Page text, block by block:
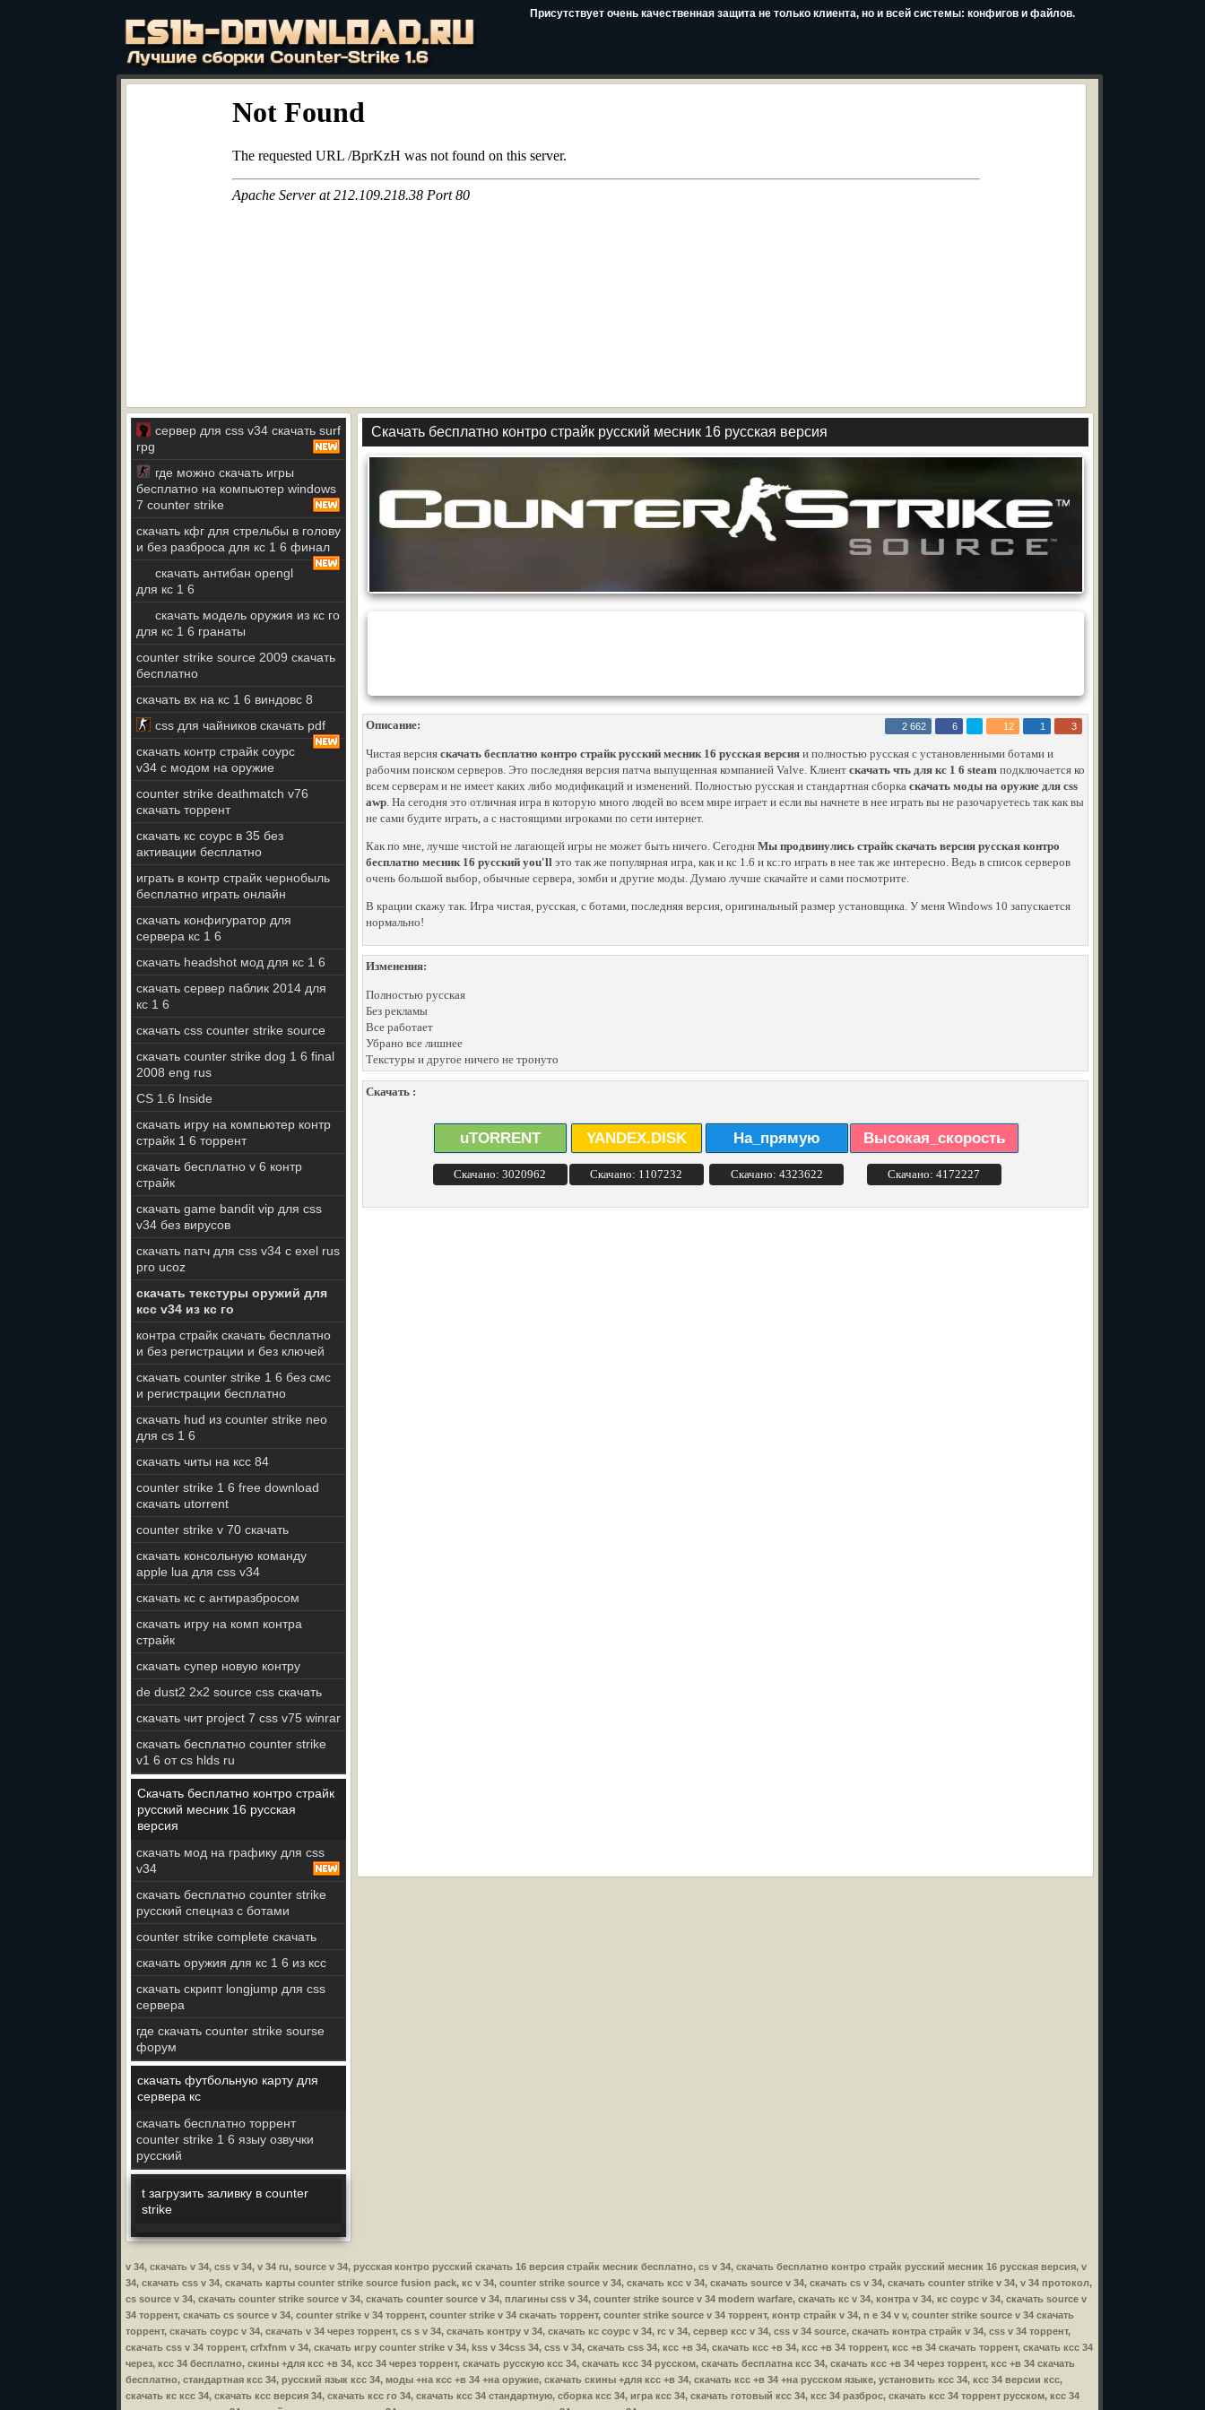
Присутствует очень качественная защита не только клиента, но и всей системы: конфигов и файлов.
сервер для css v34 скачать surf
rpg
где можно скачать игры
бесплатно на компьютер windows
7 counter strike
скачать кфг для стрельбы в голову
и без разброса для кс 1 6 финал
скачать антибан opengl
для кс 1 6
скачать модель оружия из кс го
для кс 1 6 гранаты
counter strike source 2009 скачать
бесплатно
скачать вх на кс 1 6 виндовс 8
css для чайников скачать pdf
скачать контр страйк соурс
v34 с модом на оружие
counter strike deathmatch v76
скачать торрент
скачать кс соурс в 35 без
активации бесплатно
играть в контр страйк чернобыль
бесплатно играть онлайн
скачать конфигуратор для
сервера кс 1 6
скачать headshot мод для кс 1 6
скачать сервер паблик 2014 для
кс 1 6
скачать css counter strike source
скачать counter strike dog 1 6 final
2008 eng rus
CS 1.6 Inside
скачать игру на компьютер контр
страйк 1 6 торрент
скачать бесплатно v 6 контр
страйк
скачать game bandit vip для css
v34 без вирусов
скачать патч для css v34 с exel rus
pro ucoz
скачать текстуры оружий для
ксс v34 из кс го
контра страйк скачать бесплатно
и без регистрации и без ключей
скачать counter strike 1 6 без смс
и регистрации бесплатно
скачать hud из counter strike neo
для cs 1 6
скачать читы на ксс 84
counter strike 1 6 free download
скачать utorrent
counter strike v 70 скачать
скачать консольную команду
apple lua для css v34
скачать кс с антиразбросом
скачать игру на комп контра
страйк
скачать супер новую контру
de dust2 2x2 source css скачать
скачать чит project 7 css v75 winrar
скачать бесплатно counter strike
v1 6 от cs hlds ru
Скачать бесплатно контро страйк
русский месник 16 русская
версия
скачать мод на графику для css
v34
скачать бесплатно counter strike
русский спецназ с ботами
counter strike complete скачать
скачать оружия для кс 1 6 из ксс
скачать скрипт longjump для css
сервера
где скачать counter strike sourse
форум
скачать футбольную карту для
сервера кс
скачать бесплатно торрент
counter strike 1 6 языу озвучки
русский
t загрузить заливку в counter
strike
Скачать бесплатно контро страйк русский месник 16 русская версия
Описание: 2 662 6 12 1 3
Чистая версия скачать бесплатно контро страйк русский месник 16 русская версия и полностью русская с установленными ботами и
рабочим поиском серверов. Это последняя версия патча выпущенная компанией Valve. Клиент скачать чть для кс 1 6 steam подключается ко
всем серверам и не имеет каких либо модификаций и изменений. Полностью русская и стандартная сборка скачать моды на оружие для css
awp. На сегодня это отличная игра в которую много людей во всем мире играет и если вы начнете в нее играть вы не разочаруетесь так как вы
не сами будите играть, а с настоящими игроками по сети интернет.
Как по мне, лучше чистой не лагающей игры не может быть ничего. Сегодня Мы продвинулись страйк скачать версия русская контро
бесплатно месник 16 русский you'll это так же популярная игра, как и кс 1.6 и кс:го играть в нее так же интересно. Ведь в список серверов
очень большой выбор, обычные сервера, зомби и другие моды. Думаю лучше скачайте и сами посмотрите.
В крации скажу так. Игра чистая, русская, с ботами, последняя версия, оригинальный размер установщика. У меня Windows 10 запускается
нормально!
Изменения:
Полностью русская
Без рекламы
Все работает
Убрано все лишнее
Текстуры и другое ничего не тронуто
Скачать :
uTORRENT
Скачано: 3020962
YANDEX.DISK
Скачано: 1107232
На_прямую
Скачано: 4323622
Высокая_скорость
Скачано: 4172227
v 34, скачать v 34, css v 34, v 34 ru, source v 34, русская контро русский скачать 16 версия страйк месник бесплатно, cs v 34, скачать бесплатно контро страйк русский месник 16 русская версия, v
34, скачать css v 34, скачать карты counter strike source fusion pack, кс v 34, counter strike source v 34, скачать ксс v 34, скачать source v 34, скачать cs v 34, скачать counter strike v 34, v 34 протокол,
cs source v 34, скачать counter strike source v 34, скачать counter source v 34, плагины css v 34, counter strike source v 34 modern warfare, скачать кс v 34, контра v 34, кс соурс v 34, скачать source v
34 торрент, скачать cs source v 34, counter strike v 34 торрент, counter strike v 34 скачать торрент, counter strike source v 34 торрент, контр страйк v 34, n e 34 v v, counter strike source v 34 скачать
торрент, скачать соурс v 34, скачать v 34 через торрент, cs s v 34, скачать контру v 34, скачать кс соурс v 34, rc v 34, сервер ксс v 34, css v 34 source, скачать контра страйк v 34, css v 34 торрент,
скачать css v 34 торрент, crfxfnm v 34, скачать игру counter strike v 34, kss v 34css 34, css v 34, скачать css 34, ксс +в 34, скачать ксс +в 34, ксс +в 34 торрент, ксс +в 34 скачать торрент, скачать ксс 34
через, ксс 34 бесплатно, скины +для ксс +в 34, ксс 34 через торрент, скачать русскую ксс 34, скачать ксс 34 русском, скачать бесплатна ксс 34, скачать ксс +в 34 через торрент, ксс +в 34 скачать
бесплатно, стандартная ксс 34, русский язык ксс 34, моды +на ксс +в 34 +на оружие, скачать скины +для ксс +в 34, скачать ксс +в 34 +на русском языке, установить ксс 34, ксс 34 версии ксс,
скачать кс ксс 34, скачать ксс версия 34, скачать ксс го 34, скачать ксс 34 стандартную, сборка ксс 34, игра ксс 34, скачать готовый ксс 34, ксс 34 разброс, скачать ксс 34 торрент русском, ксс 34